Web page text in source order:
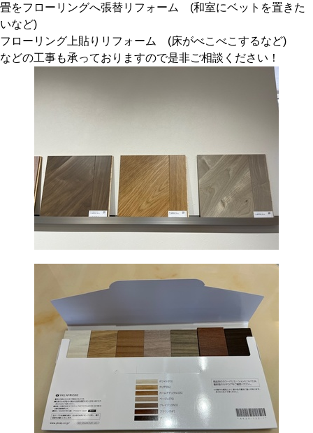
畳をフローリングへ張替リフォーム (和室にベットを置きた
いなど)
フローリング上貼りリフォーム (床がべこべこするなど)
などの工事も承っておりますので是非ご相談ください！